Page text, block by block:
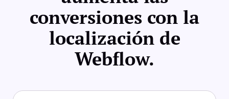
conversiones con la
localización de
Webflow.